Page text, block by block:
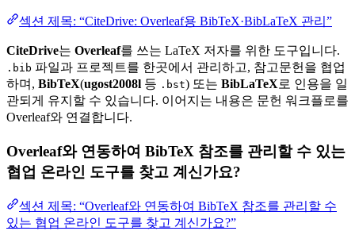
섹션 제목: “CiteDrive: Overleaf용 BibTeX·BibLaTeX 관리”
CiteDrive는 Overleaf를 쓰는 LaTeX 저자를 위한 도구입니다.
.bib 파일과 프로젝트를 한곳에서 관리하고, 참고문헌을 협업
하며, BibTeX(ugost2008l 등 .bst) 또는 BibLaTeX로 인용을 일
관되게 유지할 수 있습니다. 이어지는 내용은 문헌 워크플로를
Overleaf와 연결합니다.
Overleaf와 연동하여 BibTeX 참조를 관리할 수 있는
협업 온라인 도구를 찾고 계신가요?
섹션 제목: “Overleaf와 연동하여 BibTeX 참조를 관리할 수
있는 협업 온라인 도구를 찾고 계신가요?”